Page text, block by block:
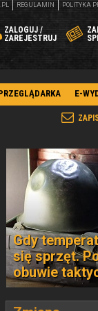
ZALOGUJ /
ZAREJESTRUJ
REGULAMIN POLITYKA
E-
Gdy
się sprzęt.
obuwie